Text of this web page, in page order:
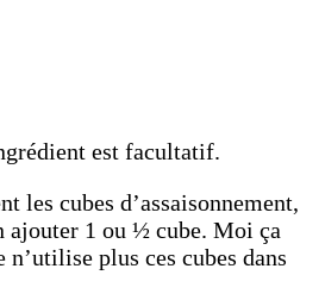
est facultatif.
les cubes d’assaisonnement,
ajouter 1 ou ½ cube. Moi ça
plus ces cubes dans